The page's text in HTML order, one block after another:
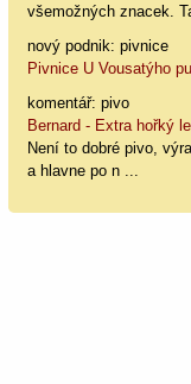
všemožných znacek.
nový podnik: pivnice
Pivnice U Vousatýho
komentář: pivo
Bernard - Extra hořký
Není to dobré pivo,
a hlavne po n ...